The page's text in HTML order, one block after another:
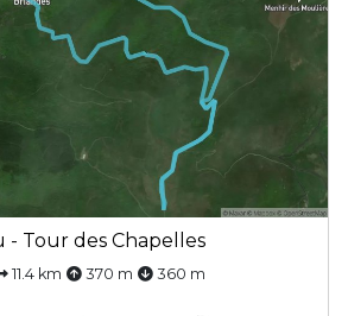
- Tour des Chapelles
11.4 km 370 m 360 m